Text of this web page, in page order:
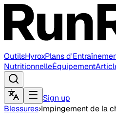
OutilsHyroxPlans
NutritionnelleÉquipement
Sign up
Blessures›Impingement de la